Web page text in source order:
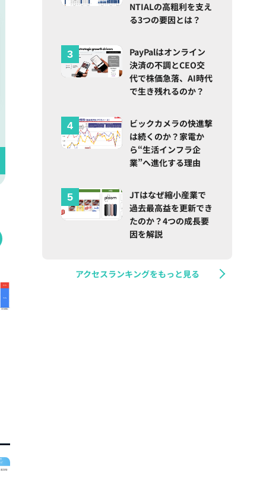
NTIALの高粗利を支え
る3つの要因とは？
PayPalはオンライン
決済の不調とCEO交
代で株価急落、AI時代
で生き残れるのか？
ビックカメラの快進撃
は続くのか？家電か
ら“生活インフラ企
業”へ進化する理由
JTはなぜ縮小産業で
過去最高益を更新でき
たのか？4つの成長要
因を解説
アクセスランキングをもっと見る